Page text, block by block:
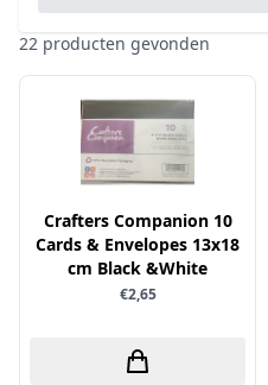
Parels
Ponsen
Prills
Rub-On
Snijmallen
Sparkles
Speciaalpapier
Stempelmateriaal
Dini Disign
Disney
Dotty Design
Dress My Craft
Dutch Doobadoo
E.Colin
Fairybells
Inktpad
Inktstift
Kleurboek
Kraaltjes
Linnenkarton - basis
Mixed media
Oplegkaartjes
Overige
Paperpacks
22 producten gevonden
Crafters Companion 10
Cards & Envelopes 13x18
cm Black &White
€2,65